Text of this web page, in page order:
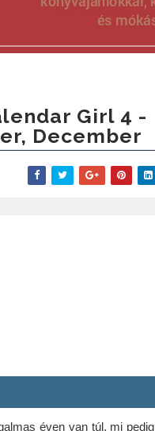
Girl 4 -
December
éven van túl, mi pedig